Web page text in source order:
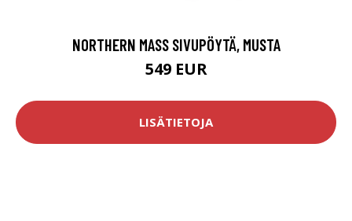
NORTHERN MASS SIVUPÖYTÄ, MUSTA
549 EUR
LISÄTIETOJA